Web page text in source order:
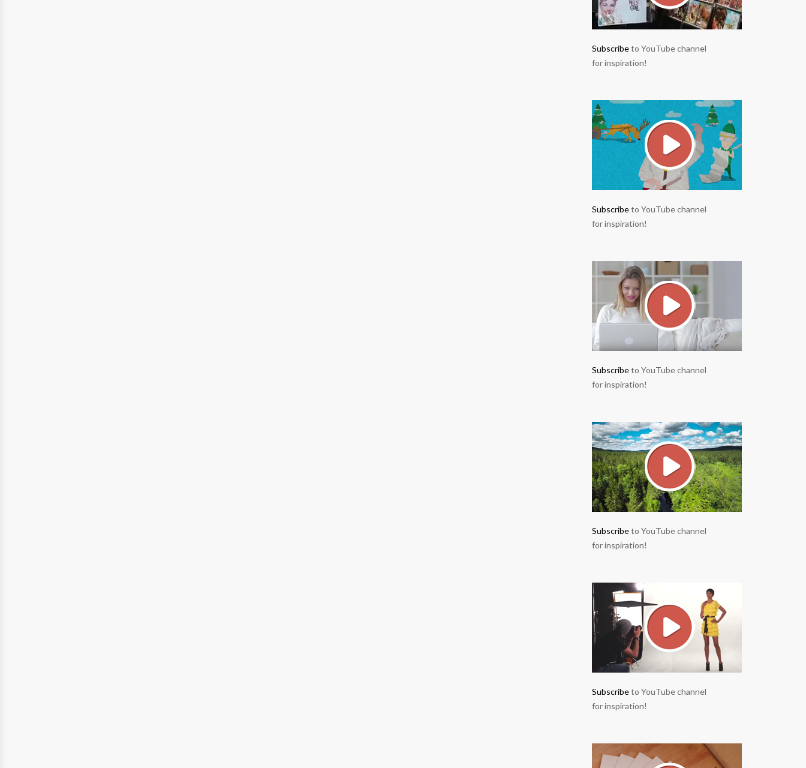
Subscribeto YouTube channel
for inspiration!
Subscribeto YouTube channel
for inspiration!
Subscribeto YouTube channel
for inspiration!
Subscribeto YouTube channel
for inspiration!
Subscribeto YouTube channel
for inspiration!